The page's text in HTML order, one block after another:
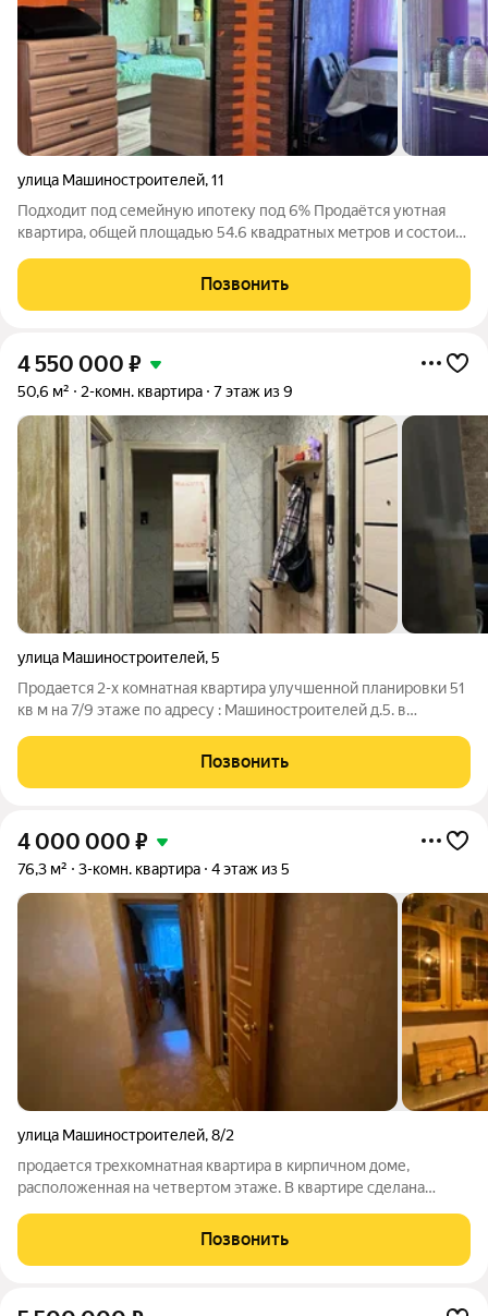
улица Машиностроителей,11
Подходит под семейную ипотеку под 6% Продаётся уютная
квартира, общей площадью 54.6 квадратных метров и состоит
Комнаты просторные и светлые. Расположена на пятом этаже
пятиэтажного панельного
Позвонить
4 550 000 ₽
50,6 м² 2-комн. квартира 7 этаж из 9
улица Машиностроителей,5
Продается 2-х комнатная квартира улучшенной планировки 51
кв м на 7/9 этаже по адресу : Машиностроителей д.5. в
согласованию с покупателем останется мебель. Быстрый
выход на сделку. рассматривается
Позвонить
4 000 000 ₽
76,3 м² 3-комн. квартира 4 этаж из 5
улица Машиностроителей,8/2
продается трехкомнатная квартира в кирпичном доме,
расположенная на четвертом этаже. В квартире сделана
кв.м,ванная 4 квм, туалет 1,2 кв.м, гостиная 28 кв.м с выходом
на просторную лоджию. В квартире
Позвонить